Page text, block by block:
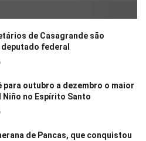
de Casagrande são
federal
para outubro a dezembro o maior
Niño no Espírito Santo
de Pancas, que conquistou